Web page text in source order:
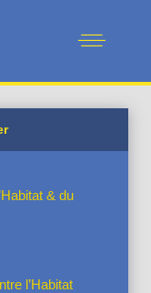
& du
l’Habitat